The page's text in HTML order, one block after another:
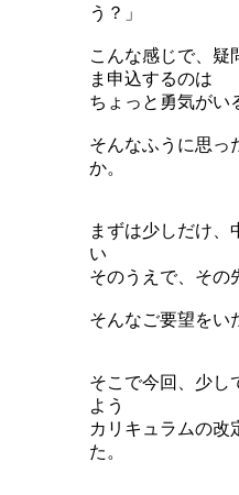
う？」
こんな感じで、疑
ま申込するのは
ちょっと勇気がい
そんなふうに思っ
か。
まずは少しだけ、
い
そのうえで、その
そんなご要望をい
そこで今回、少し
よう
カリキュラムの改
た。